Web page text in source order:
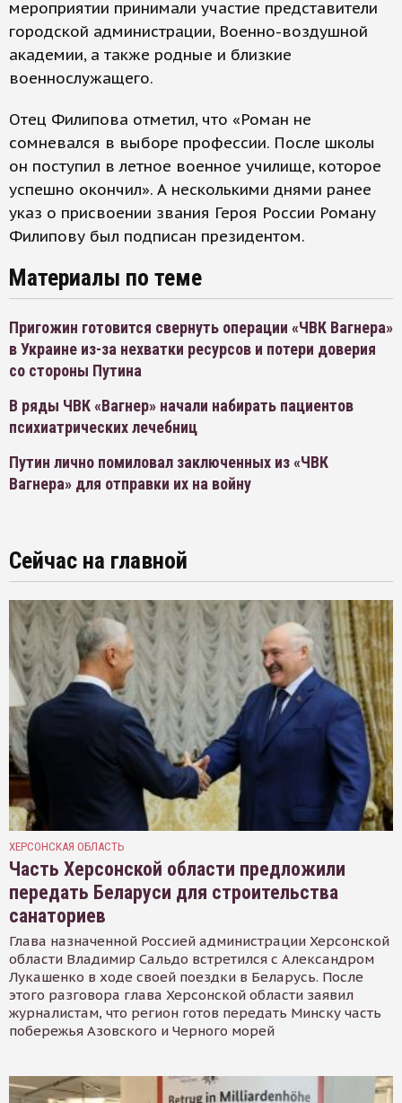
мероприятии принимали участие представители
городской администрации, Военно-воздушной
академии, а также родные и близкие
военнослужащего.
Отец Филипова отметил, что «Роман не
сомневался в выборе профессии. После школы
он поступил в летное военное училище, которое
успешно окончил». А несколькими днями ранее
указ о присвоении звания Героя России Роману
Филипову был подписан президентом.
Материалы по теме
Пригожин готовится свернуть операции «ЧВК Вагнера»
в Украине из-за нехватки ресурсов и потери доверия
со стороны Путина
В ряды ЧВК «Вагнер» начали набирать пациентов
психиатрических лечебниц
Путин лично помиловал заключенных из «ЧВК
Вагнера» для отправки их на войну
Сейчас на главной
ХЕРСОНСКАЯ ОБЛАСТЬ
Часть Херсонской области предложили
передать Беларуси для строительства
санаториев
Глава назначенной Россией администрации Херсонской
области Владимир Сальдо встретился с Александром
Лукашенко в ходе своей поездки в Беларусь. После
этого разговора глава Херсонской области заявил
журналистам, что регион готов передать Минску часть
побережья Азовского и Черного морей